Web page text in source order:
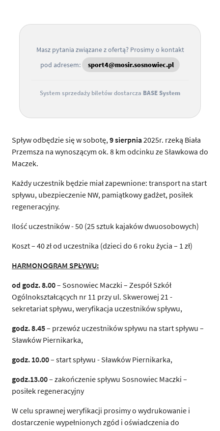
Masz pytania związane z ofertą? Prosimy o kontakt
pod adresem:
sport4@mosir.sosnowiec.pl
System sprzedaży biletów dostarcza BASE System
Spływ odbędzie się w sobotę,9 sierpnia2025r. rzeką Biała
Przemsza na wynoszącym ok. 8 km odcinku ze Sławkowa do
Maczek.
Każdy uczestnik będzie miał zapewnione: transport na start
spływu, ubezpieczenie NW, pamiątkowy gadżet, posiłek
regeneracyjny.
Ilość uczestników - 50 (25 sztuk kajaków dwuosobowych)
Koszt – 40 zł od uczestnika (dzieci do 6 roku życia – 1 zł)
HARMONOGRAM SPŁYWU:
od godz. 8.00– Sosnowiec Maczki – Zespół Szkół
Ogólnokształcących nr 11 przy ul. Skwerowej 21 -
sekretariat spływu, weryfikacja uczestników spływu,
godz. 8.45– przewóz uczestników spływu na start spływu –
Sławków Piernikarka,
godz. 10.00– start spływu - Sławków Piernikarka,
godz.13.00– zakończenie spływu Sosnowiec Maczki –
posiłek regeneracyjny
W celu sprawnej weryfikacji prosimy o wydrukowanie i
dostarczenie wypełnionych zgód i oświadczenia do